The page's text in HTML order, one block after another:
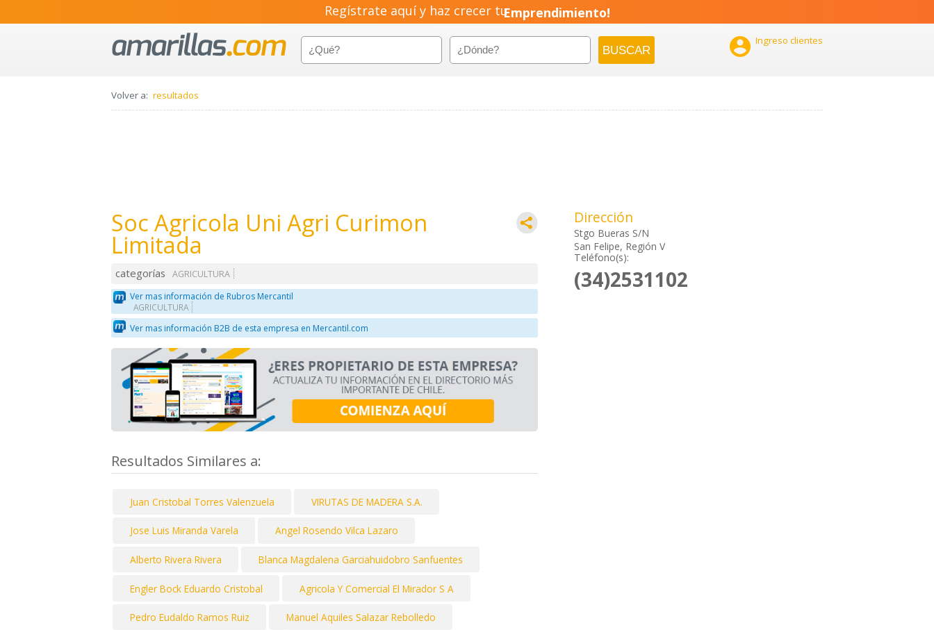
Regístrate aquí y haz crecer tuEmprendimiento!
 Ingreso clientes
Volver a: resultados
Soc Agricola Uni Agri Curimon
Limitada
categorías
AGRICULTURA
Ver mas información de Rubros Mercantil
AGRICULTURA
Ver mas información B2B de esta empresa en Mercantil.com
Resultados Similares a:
Juan Cristobal Torres Valenzuela VIRUTAS DE MADERA S.A.
Jose Luis Miranda Varela Angel Rosendo Vilca Lazaro
Alberto Rivera Rivera Blanca Magdalena Garciahuidobro Sanfuentes
Engler Bock Eduardo Cristobal Agricola Y Comercial El Mirador S A
Pedro Eudaldo Ramos Ruiz Manuel Aquiles Salazar Rebolledo
Dirección
Stgo Bueras S/N
San Felipe, Región V
Teléfono(s):
(34)2531102